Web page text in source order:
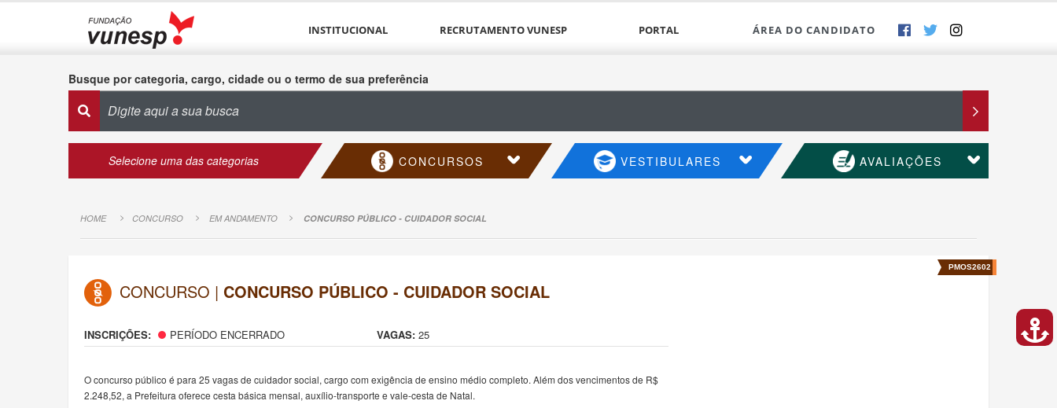
INSTITUCIONAL RECRUTAMENTO VUNESP PORTAL ÁREA DO CANDIDATO
Busque por categoria, cargo, cidade ou o termo de sua preferência
Selecione uma das categorias CONCURSOS VESTIBULARES AVALIAÇÕES
HOME CONCURSO EM ANDAMENTO CONCURSO PÚBLICO - CUIDADOR SOCIAL
PMOS2602
CONCURSO | CONCURSO PÚBLICO - CUIDADOR SOCIAL
INSCRIÇÕES: PERÍODO ENCERRADO VAGAS:25
O concurso público é para 25 vagas de cuidador social, cargo com exigência de ensino médio completo. Além dos vencimentos de R$
2.248,52, a Prefeitura oferece cesta básica mensal, auxílio-transporte e vale-cesta de Natal.